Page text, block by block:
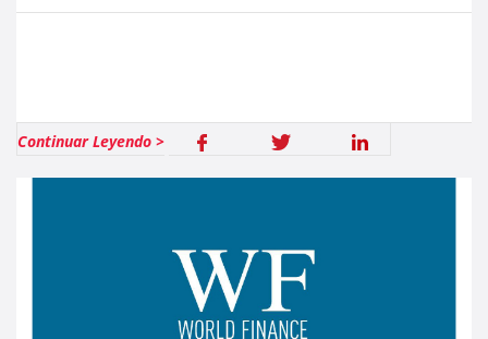
Continuar Leyendo >